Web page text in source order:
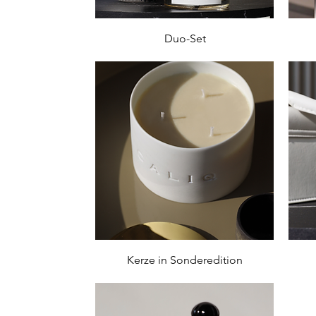
Schnellansicht
Duo-Set
Schnellansicht
Kerze in Sonderedition